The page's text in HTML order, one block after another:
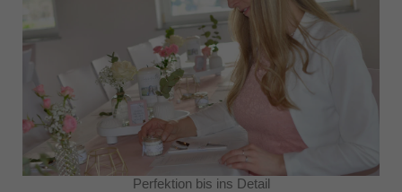
Perfektion bis ins Detail